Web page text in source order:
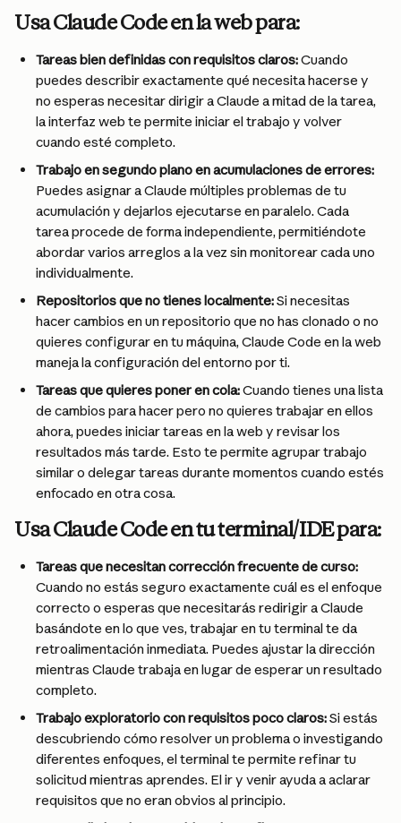
Usa Claude Code en la web para:
Tareas bien definidas con requisitos claros: Cuando
puedes describir exactamente qué necesita hacerse y
no esperas necesitar dirigir a Claude a mitad de la tarea,
la interfaz web te permite iniciar el trabajo y volver
cuando esté completo.
Trabajo en segundo plano en acumulaciones de errores:
Puedes asignar a Claude múltiples problemas de tu
acumulación y dejarlos ejecutarse en paralelo. Cada
tarea procede de forma independiente, permitiéndote
abordar varios arreglos a la vez sin monitorear cada uno
individualmente.
Repositorios que no tienes localmente: Si necesitas
hacer cambios en un repositorio que no has clonado o no
quieres configurar en tu máquina, Claude Code en la web
maneja la configuración del entorno por ti.
Tareas que quieres poner en cola: Cuando tienes una lista
de cambios para hacer pero no quieres trabajar en ellos
ahora, puedes iniciar tareas en la web y revisar los
resultados más tarde. Esto te permite agrupar trabajo
similar o delegar tareas durante momentos cuando estés
enfocado en otra cosa.
Usa Claude Code en tu terminal/IDE para:
Tareas que necesitan corrección frecuente de curso:
Cuando no estás seguro exactamente cuál es el enfoque
correcto o esperas que necesitarás redirigir a Claude
basándote en lo que ves, trabajar en tu terminal te da
retroalimentación inmediata. Puedes ajustar la dirección
mientras Claude trabaja en lugar de esperar un resultado
completo.
Trabajo exploratorio con requisitos poco claros: Si estás
descubriendo cómo resolver un problema o investigando
diferentes enfoques, el terminal te permite refinar tu
solicitud mientras aprendes. El ir y venir ayuda a aclarar
requisitos que no eran obvios al principio.